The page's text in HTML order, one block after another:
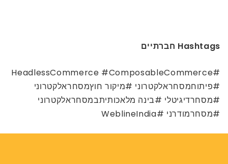
Hashtags חברתיים
#HeadlessCommerce #ComposableCommerce
#פיתוחמסחראלקטרוני #מיקור חוץמסחראלקטרוני
#מסחרדיגיטלי #בינה מלאכותיתבמסחראלקטרוני
#מסחרמודרני #WeblineIndia